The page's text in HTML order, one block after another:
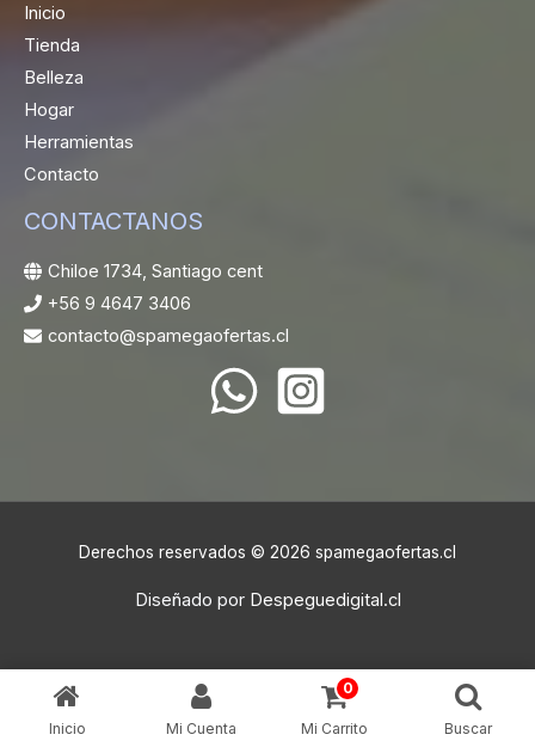
Inicio
Tienda
Belleza
Hogar
Herramientas
Contacto
CONTACTANOS
Chiloe 1734, Santiago cent
+56 9 4647 3406
contacto@spamegaofertas.cl
Derechos reservados © 2026 spamegaofertas.cl
Diseñado por Despeguedigital.cl
Inicio Mi Cuenta
0
Mi Carrito Buscar